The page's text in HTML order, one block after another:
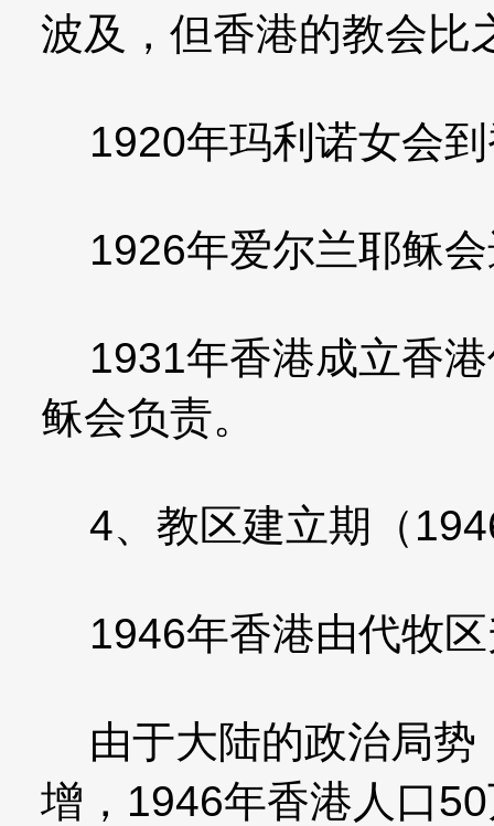
波及，但香港的教会比
1920年玛利诺女会到
1926年爱尔兰耶稣会
1931年香港成立香港
稣会负责。
4、教区建立期（
1946年香港由代牧区
由于大陆的政治局势
增，1946年香港人口